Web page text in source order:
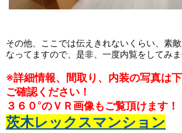
その他、ここでは伝えきれないくらい、素
なってますので、是非、一度内覧をしてみま
※詳細情報、間取り、内装の写真は
ご確認ください！
３６０°のＶＲ画像もご覧頂けます！
茨木レックスマンション